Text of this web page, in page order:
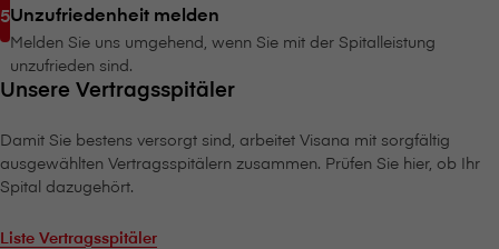
Unzufriedenheit melden
Melden Sie uns umgehend, wenn Sie mit der Spitalleistung
unzufrieden sind.
Unsere Vertragsspitäler
Damit Sie bestens versorgt sind, arbeitet V⁠i⁠s⁠a⁠n⁠a mit sorgfältig
ausgewählten Vertragsspitälern zusammen. Prüfen Sie hier, ob Ihr
Spital dazugehört.
Liste Vertragsspitäler